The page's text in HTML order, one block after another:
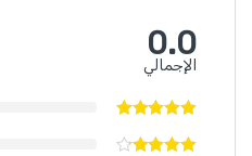
0.0
الإجمالي